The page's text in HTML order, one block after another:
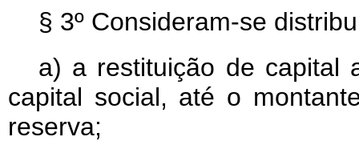
§ 3º Consideram-se
a) a restituição de capital
capital social, até o
reserva;